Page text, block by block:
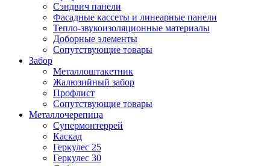
Сэндвич панели
Фасадные кассеты и линеарные панели
Тепло-звукоизоляционные материалы
Доборные элементы
Сопутствующие товары
Забор
Металлоштакетник
Жалюзийный забор
Профлист
Сопутствующие товары
Металлочерепица
Супермонтеррей
Каскад
Геркулес 25
Геркулес 30